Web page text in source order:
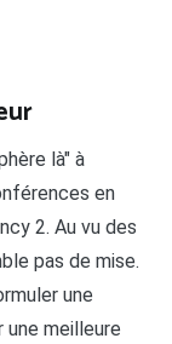
là" à
en
2. Au vu des
pas de mise.
une
une meilleure